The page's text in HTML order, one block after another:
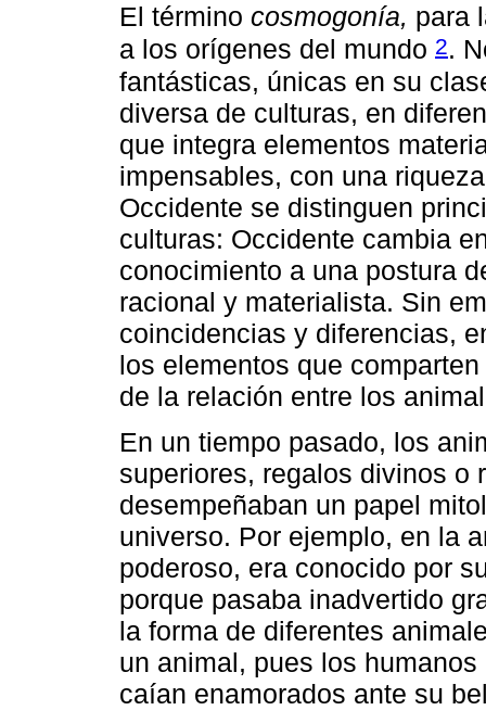
El término cosmogonía, para
a los orígenes del mundo 2.
fantásticas, únicas en su
diversa de culturas, en
que integra elementos
impensables, con una
Occidente se distinguen
culturas: Occidente cambia
conocimiento a una postura
racional y materialista. Sin
coincidencias y diferencias,
los elementos que
de la relación entre los
En un tiempo pasado, los
superiores, regalos divinos o
desempeñaban un papel
universo. Por ejemplo, en la
poderoso, era conocido por
porque pasaba inadvertido
la forma de diferentes
un animal, pues los
caían enamorados ante su